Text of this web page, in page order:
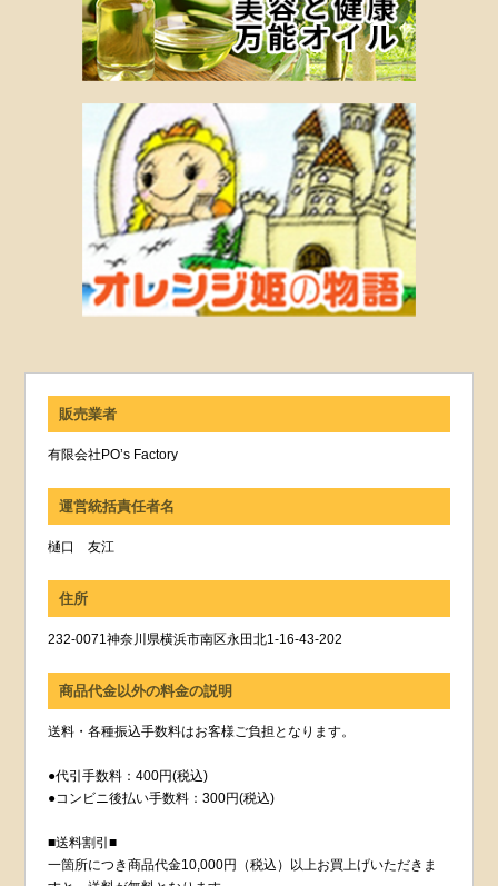
販売業者
有限会社PO’s Factory
運営統括責任者名
樋口 友江
住所
232-0071神奈川県横浜市南区永田北1-16-43-202
商品代金以外の料金の説明
送料・各種振込手数料はお客様ご負担となります。
●代引手数料：400円(税込)
●コンビニ後払い手数料：300円(税込)
■送料割引■
一箇所につき商品代金10,000円（税込）以上お買上げいただきま